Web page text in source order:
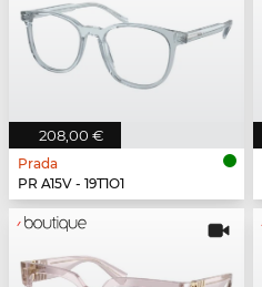
208,00 €
Prada
PR A15V - 19T1O1